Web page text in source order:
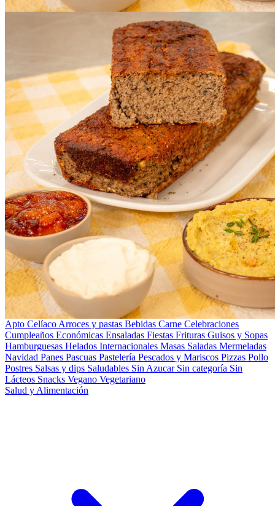
Apto Celíaco Arroces y pastas Bebidas Carne Celebraciones
Cumpleaños Económicas Ensaladas Fiestas Frituras Guisos y Sopas
Hamburguesas Helados Internacionales Masas Saladas Mermeladas
Navidad Panes Pascuas Pastelería Pescados y Mariscos Pizzas Pollo
Postres Salsas y dips Saludables Sin Azucar Sin categoría Sin
Lácteos Snacks Vegano Vegetariano
Salud y Alimentación